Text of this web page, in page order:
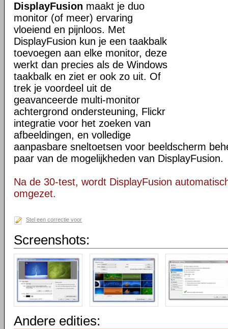
DisplayFusion maakt je duo
monitor (of meer) ervaring
vloeiend en pijnloos. Met
DisplayFusion kun je een taakbalk
toevoegen aan elke monitor, deze
werkt dan precies als de Windows
taakbalk en ziet er ook zo uit. Of
trek je voordeel uit de
geavanceerde multi-monitor
achtergrond ondersteuning, Flickr
integratie voor het zoeken van
afbeeldingen, en volledige
aanpasbare sneltoetsen voor beeldscherm
paar van de mogelijkheden van DisplayFusion.
Na de 30-test, wordt DisplayFusion
omgezet.
Stel een correctie voor
Screenshots:
Andere edities: